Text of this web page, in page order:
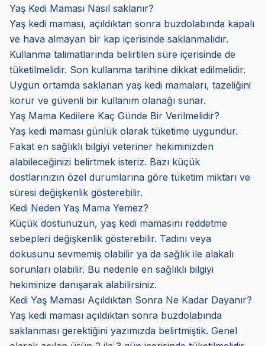
Yaş Kedi Maması Nasıl saklanır?
Yaş kedi maması, açıldıktan sonra buzdolabında kapalı
ve hava almayan bir kap içerisinde saklanmalıdır.
Kullanma talimatlarında belirtilen süre içerisinde de
tüketilmelidir. Son kullanma tarihine dikkat edilmelidir.
Uygun ortamda saklanan yaş kedi mamaları, tazeliğini
korur ve güvenli bir kullanım olanağı sunar.
Yaş Mama Kedilere Kaç Günde Bir Verilmelidir?
Yaş kedi maması günlük olarak tüketime uygundur.
Fakat en sağlıklı bilgiyi veteriner hekiminizden
alabileceğinizi belirtmek isteriz. Bazı küçük
dostlarınızın özel durumlarına göre tüketim miktarı ve
süresi değişkenlik gösterebilir.
Kedi Neden Yaş Mama Yemez?
Küçük dostunuzun, yaş kedi mamasını reddetme
sebepleri değişkenlik gösterebilir. Tadını veya
dokusunu sevmemiş olabilir ya da sağlık ile alakalı
sorunları olabilir. Bu nedenle en sağlıklı bilgiyi
hekiminize danışarak alabilirsiniz.
Kedi Yaş Maması Açıldıktan Sonra Ne Kadar Dayanır?
Yaş kedi maması açıldıktan sonra buzdolabında
saklanması gerektiğini yazımızda belirtmiştik. Genel